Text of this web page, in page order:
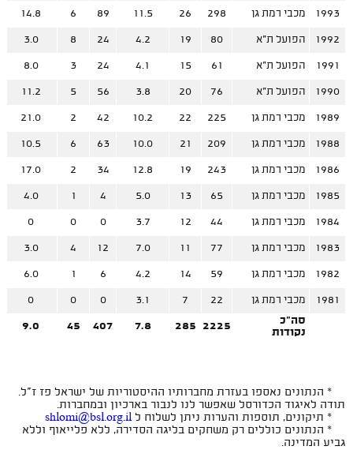
1993 מכבי רמת גן 298
26
11.5
89
6
14.8
1992 הפועל ת"א 80
19
4.2
24
8
3.0
1991 הפועל ת"א 61
15
4.1
24
3
8.0
1990 הפועל ת"א 76
20
3.8
56
5
11.2
1989 מכבי רמת גן 225
22
10.2
42
2
21.0
1988 מכבי רמת גן 209
21
10.0
63
6
10.5
1986 מכבי רמת גן 243
19
12.8
34
2
17.0
1985 מכבי רמת גן 65
13
5.0
4
1
4.0
1984 מכבי רמת גן 44
12
3.7
0
0
0
1983 מכבי רמת גן 77
11
7.0
12
4
3.0
1982 מכבי רמת גן 59
14
4.2
6
1
6.0
1981 מכבי רמת גן 22
7
3.1
0
0
0
סה"כ
נקודות
2225
285
7.8
407
45
9.0
* הנתונים נאספו בעזרת מחברותיו ההיסטוריות של ישראל פז ז"ל.
תודה לאיגוד הכדורסל שאפשר לנו לנבור בארכיון ובמחברות.
* תיקונים, תוספות והערות ניתן לשלוח ל shlomi@bsl.org.il
* הנתונים כוללים רק משחקים בליגה הסדירה, ללא פלייאוף וללא
גביע המדינה.